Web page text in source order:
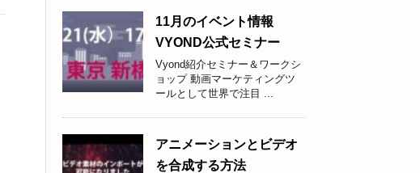
11月のイベント情報
VYOND公式セミナー
Vyond紹介セミナー＆ワークシ
ョップ 動画マーケティングツ
ールとして世界で注目 ...
アニメーションとビデオ
を合成する方法